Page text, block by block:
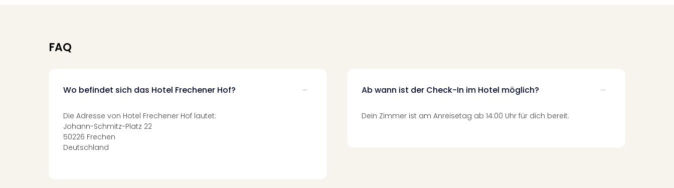
FAQ
Wo befindet sich das Hotel Frechener Hof?
Die Adresse von Hotel Frechener Hof lautet:
Johann-Schmitz-Platz 22
50226 Frechen
Deutschland
Ab wann ist der Check-In im Hotel möglich?
Dein Zimmer ist am Anreisetag ab 14:00 Uhr für dich bereit.